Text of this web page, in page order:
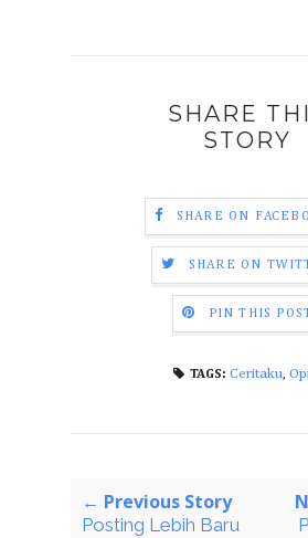
SHARE
STORY
SHARE ON
SHARE ON
PIN THIS
TAGS: Ceritaku,
← Previous Story
Posting Lebih Baru